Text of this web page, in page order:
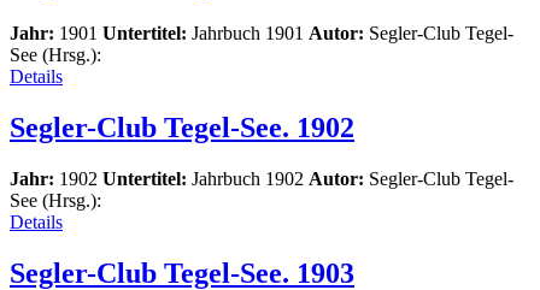
Jahr: 1901 Untertitel: Jahrbuch 1901 Autor: Segler-Club Tegel-
See (Hrsg.):
Details
Segler-Club Tegel-See. 1902
Jahr: 1902 Untertitel: Jahrbuch 1902 Autor: Segler-Club Tegel-
See (Hrsg.):
Details
Segler-Club Tegel-See. 1903